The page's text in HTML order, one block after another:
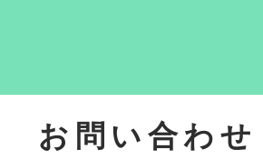
お問い合わせ